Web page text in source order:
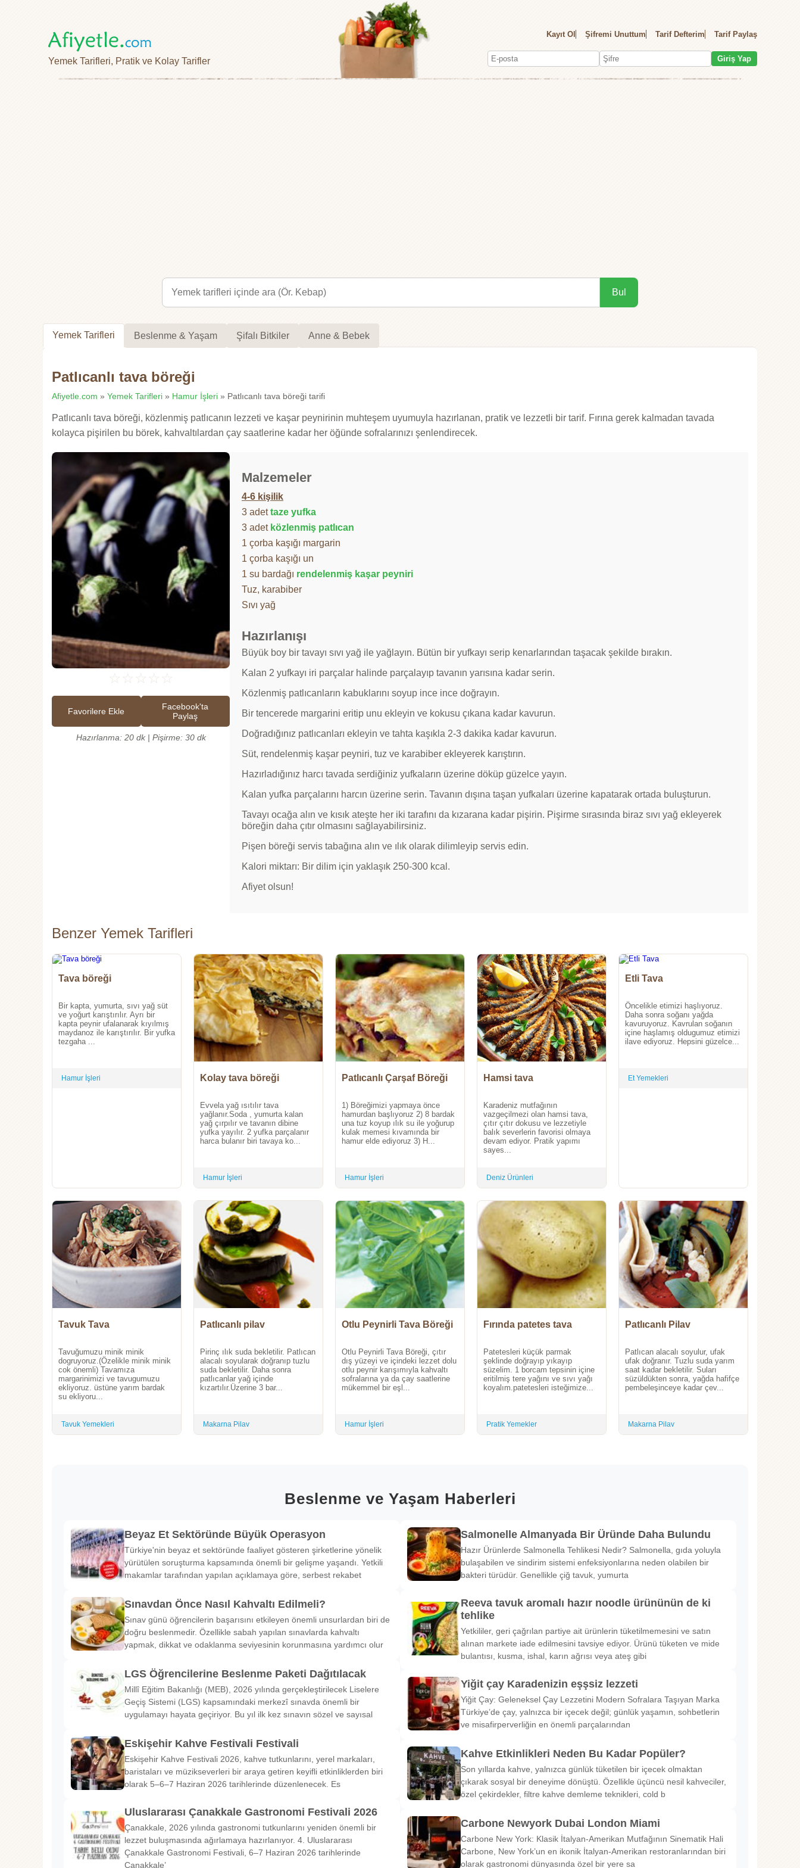
Yemek Tarifleri, Pratik ve Kolay Tarifler
Kayıt Ol Şifremi Unuttum Tarif Defterim Tarif Paylaş
Giriş Yap
Bul
Yemek Tarifleri Beslenme & Yaşam Şifalı Bitkiler Anne & Bebek
Patlıcanlı tava böreği
Afiyetle.com » Yemek Tarifleri » Hamur İşleri » Patlıcanlı tava böreği tarifi
Patlıcanlı tava böreği, közlenmiş patlıcanın lezzeti ve kaşar peynirinin muhteşem uyumuyla hazırlanan, pratik ve lezzetli bir tarif. Fırına gerek kalmadan tavada
kolayca pişirilen bu börek, kahvaltılardan çay saatlerine kadar her öğünde sofralarınızı şenlendirecek.
☆ ☆ ☆ ☆ ☆
Favorilere Ekle
Facebook'ta
Paylaş
Hazırlanma: 20 dk | Pişirme: 30 dk
Malzemeler
4-6 kişilik
3 adettaze yufka
3 adet közlenmiş patlıcan
1 çorba kaşığı margarin
1 çorba kaşığı un
1 su bardağı rendelenmiş kaşar peyniri
Tuz, karabiber
Sıvı yağ
Hazırlanışı
Büyük boy bir tavayı sıvı yağ ile yağlayın. Bütün bir yufkayı serip kenarlarından taşacak şekilde bırakın.
Kalan 2 yufkayı iri parçalar halinde parçalayıp tavanın yarısına kadar serin.
Közlenmiş patlıcanların kabuklarını soyup ince ince doğrayın.
Bir tencerede margarini eritip unu ekleyin ve kokusu çıkana kadar kavurun.
Doğradığınız patlıcanları ekleyin ve tahta kaşıkla 2-3 dakika kadar kavurun.
Süt, rendelenmiş kaşar peyniri, tuz ve karabiber ekleyerek karıştırın.
Hazırladığınız harcı tavada serdiğiniz yufkaların üzerine döküp güzelce yayın.
Kalan yufka parçalarını harcın üzerine serin. Tavanın dışına taşan yufkaları üzerine kapatarak ortada buluşturun.
Tavayı ocağa alın ve kısık ateşte her iki tarafını da kızarana kadar pişirin. Pişirme sırasında biraz sıvı yağ ekleyerek
böreğin daha çıtır olmasını sağlayabilirsiniz.
Pişen böreği servis tabağına alın ve ılık olarak dilimleyip servis edin.
Kalori miktarı: Bir dilim için yaklaşık 250-300 kcal.
Afiyet olsun!
Benzer Yemek Tarifleri
Tava böreği
Bir kapta, yumurta, sıvı yağ süt
ve yoğurt karıştırılır. Ayrı bir
kapta peynir ufalanarak kıyılmış
maydanoz ile karıştırılır. Bir yufka
tezgaha ...
Hamur İşleri Kolay tava böreği
Evvela yağ ısıtılır tava
yağlanır.Soda , yumurta kalan
yağ çırpılır ve tavanın dibine
yufka yayılır. 2 yufka parçalanır
harca bulanır biri tavaya ko...
Hamur İşleri
Patlıcanlı Çarşaf Böreği
1) Böreğimizi yapmaya önce
hamurdan başlıyoruz 2) 8 bardak
una tuz koyup ılık su ile yoğurup
kulak memesi kıvamında bir
hamur elde ediyoruz 3) H...
Hamur İşleri
Hamsi tava
Karadeniz mutfağının
vazgeçilmezi olan hamsi tava,
çıtır çıtır dokusu ve lezzetiyle
balık severlerin favorisi olmaya
devam ediyor. Pratik yapımı
sayes...
Deniz Ürünleri
Etli Tava
Öncelikle etimizi haşlıyoruz.
Daha sonra soğanı yağda
kavuruyoruz. Kavrulan soğanın
içine haşlamış oldugumuz etimizi
ilave ediyoruz. Hepsini güzelce...
Et Yemekleri
Tavuk Tava
Tavuğumuzu minik minik
dogruyoruz.(Özelikle minik minik
cok önemli) Tavamıza
margarinimizi ve tavugumuzu
ekliyoruz. üstüne yarım bardak
su ekliyoru...
Tavuk Yemekleri
Patlıcanlı pilav
Pirinç ılık suda bekletilir. Patlıcan
alacalı soyularak doğranıp tuzlu
suda bekletilir. Daha sonra
patlıcanlar yağ içinde
kızartılır.Üzerine 3 bar...
Makarna Pilav
Otlu Peynirli Tava Böreği
Otlu Peynirli Tava Böreği, çıtır
dış yüzeyi ve içindeki lezzet dolu
otlu peynir karışımıyla kahvaltı
sofralarına ya da çay saatlerine
mükemmel bir eşl...
Hamur İşleri
Fırında patetes tava
Patetesleri küçük parmak
şeklinde doğrayıp yıkayıp
süzelim. 1 borcam tepsinin içine
eritilmiş tere yağını ve sıvı yağı
koyalım.patetesleri isteğimize...
Pratik Yemekler
Patlıcanlı Pilav
Patlıcan alacalı soyulur, ufak
ufak doğranır. Tuzlu suda yarım
saat kadar bekletilir. Suları
süzüldükten sonra, yağda hafifçe
pembeleşinceye kadar çev...
Makarna Pilav
Beslenme ve Yaşam Haberleri
Beyaz Et Sektöründe Büyük Operasyon
Türkiye'nin beyaz et sektöründe faaliyet gösteren şirketlerine yönelik
yürütülen soruşturma kapsamında önemli bir gelişme yaşandı. Yetkili
makamlar tarafından yapılan açıklamaya göre, serbest rekabet
Sınavdan Önce Nasıl Kahvaltı Edilmeli?
Sınav günü öğrencilerin başarısını etkileyen önemli unsurlardan biri de
doğru beslenmedir. Özellikle sabah yapılan sınavlarda kahvaltı
yapmak, dikkat ve odaklanma seviyesinin korunmasına yardımcı olur
LGS Öğrencilerine Beslenme Paketi Dağıtılacak
Millî Eğitim Bakanlığı (MEB), 2026 yılında gerçekleştirilecek Liselere
Geçiş Sistemi (LGS) kapsamındaki merkezî sınavda önemli bir
uygulamayı hayata geçiriyor. Bu yıl ilk kez sınavın sözel ve sayısal
Eskişehir Kahve Festivali Festivali
Eskişehir Kahve Festivali 2026, kahve tutkunlarını, yerel markaları,
baristaları ve müzikseverleri bir araya getiren keyifli etkinliklerden biri
olarak 5–6–7 Haziran 2026 tarihlerinde düzenlenecek. Es
Uluslararası Çanakkale Gastronomi Festivali 2026
Çanakkale, 2026 yılında gastronomi tutkunlarını yeniden önemli bir
lezzet buluşmasında ağırlamaya hazırlanıyor. 4. Uluslararası
Çanakkale Gastronomi Festivali, 6–7 Haziran 2026 tarihlerinde
Çanakkale’
Salmonelle Almanyada Bir Üründe Daha Bulundu
Hazır Ürünlerde Salmonella Tehlikesi Nedir? Salmonella, gıda yoluyla
bulaşabilen ve sindirim sistemi enfeksiyonlarına neden olabilen bir
bakteri türüdür. Genellikle çiğ tavuk, yumurta
Reeva tavuk aromalı hazır noodle ürününün de ki
tehlike
Yetkililer, geri çağrılan partiye ait ürünlerin tüketilmemesini ve satın
alınan markete iade edilmesini tavsiye ediyor. Ürünü tüketen ve mide
bulantısı, kusma, ishal, karın ağrısı veya ateş gibi
Yiğit çay Karadenizin eşşsiz lezzeti
Yiğit Çay: Geleneksel Çay Lezzetini Modern Sofralara Taşıyan Marka
Türkiye’de çay, yalnızca bir içecek değil; günlük yaşamın, sohbetlerin
ve misafirperverliğin en önemli parçalarından
Kahve Etkinlikleri Neden Bu Kadar Popüler?
Son yıllarda kahve, yalnızca günlük tüketilen bir içecek olmaktan
çıkarak sosyal bir deneyime dönüştü. Özellikle üçüncü nesil kahveciler,
özel çekirdekler, filtre kahve demleme teknikleri, cold b
Carbone Newyork Dubai London Miami
Carbone New York: Klasik İtalyan-Amerikan Mutfağının Sinematik Hali
Carbone, New York’un en ikonik İtalyan-Amerikan restoranlarından biri
olarak gastronomi dünyasında özel bir yere sa